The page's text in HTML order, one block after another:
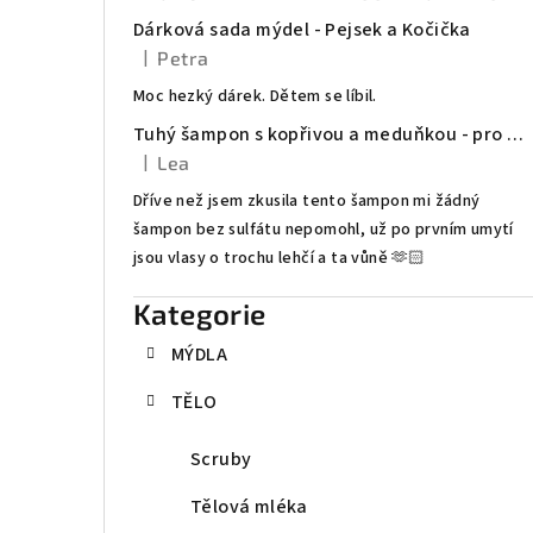
Dárková sada mýdel - Pejsek a Kočička
Hodnocení produktu je 5 z 5 hvězdiček.
Petra
Moc hezký dárek. Dětem se líbil.
Tuhý šampon s kopřivou a meduňkou - pro mastné vlasy
Hodnocení produktu je 5 z 5 hvězdiček.
Lea
Dříve než jsem zkusila tento šampon mi žádný
šampon bez sulfátu nepomohl, už po prvním umytí
jsou vlasy o trochu lehčí a ta vůně 🫶🏻
Přeskočit
kategorie
Kategorie
MÝDLA
TĚLO
Scruby
Tělová mléka